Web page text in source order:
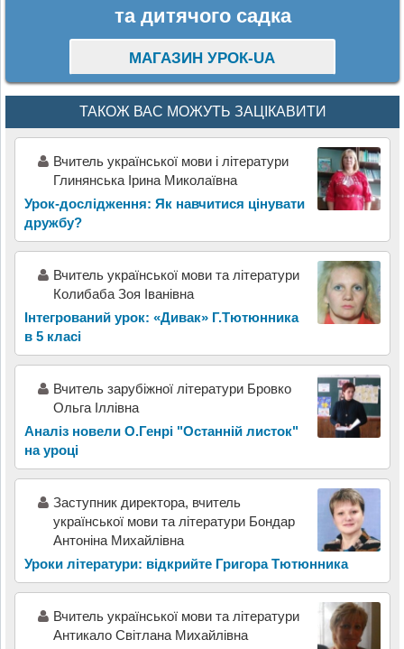
та дитячого садка
МАГАЗИН УРОК-UA
ТАКОЖ ВАС МОЖУТЬ ЗАЦІКАВИТИ
Вчитель української мови і літератури
Глинянська Ірина Миколаївна
Урок-дослідження: Як навчитися цінувати
дружбу?
Вчитель української мови та літератури
Колибаба Зоя Іванівна
Інтегрований урок: «Дивак» Г.Тютюнника
в 5 класі
Вчитель зарубіжної літератури Бровко
Ольга Іллівна
Аналіз новели О.Генрі "Останній листок"
на уроці
Заступник директора, вчитель
української мови та літератури Бондар
Антоніна Михайлівна
Уроки літератури: відкрийте Григора Тютюнника
Вчитель української мови та літератури
Антикало Світлана Михайлівна